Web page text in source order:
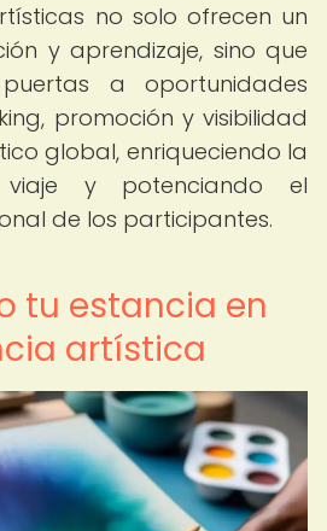
no solo ofrecen un
y aprendizaje, sino que
a oportunidades
promoción y visibilidad
global, enriqueciendo la
viaje y potenciando el
de los participantes.
tu estancia en
artística